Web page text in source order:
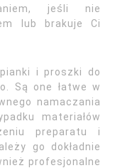
jeśli nie
lub brakuje Ci
i proszki do
Są one łatwe w
namaczania
materiałów
preparatu i
go dokładnie
profesjonalne